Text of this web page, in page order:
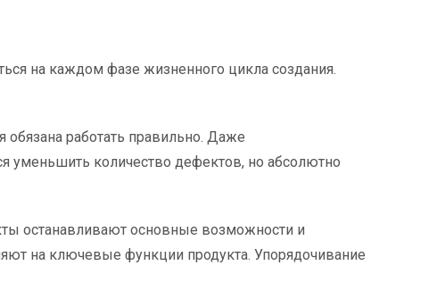
на каждом фазе жизненного цикла создания.
обязана работать правильно. Даже
уменьшить количество дефектов, но абсолютно
останавливают основные возможности и
на ключевые функции продукта. Упорядочивание